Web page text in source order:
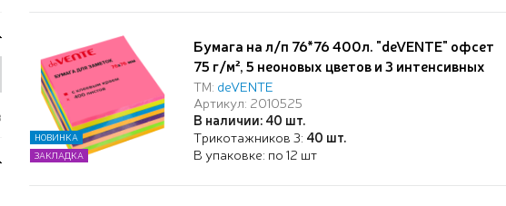
Бумага на л/п 76*76 400л. "deVENTE" офсет
75 г/м², 5 неоновых цветов и 3 интенсивных
цвета
ТМ: deVENTE
Артикул: 2010525
В наличии: 40 шт.
Трикотажников 3: 40 шт.
В упаковке: по 12 шт
НОВИНКА
ЗАКЛАДКА